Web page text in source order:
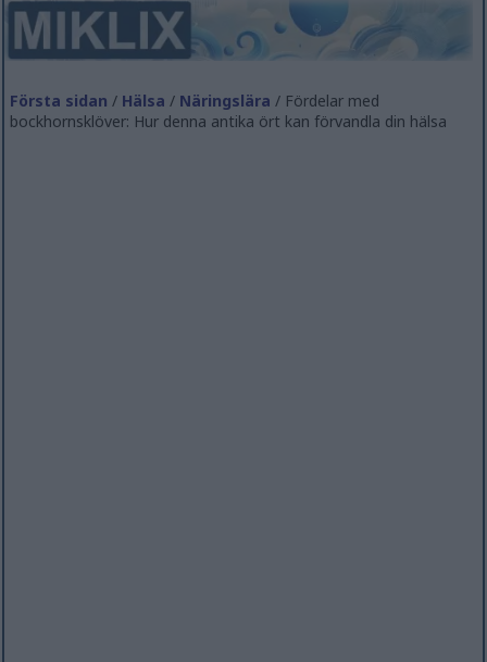
Första sidan / Hälsa / Näringslära / Fördelar med
bockhornsklöver: Hur denna antika ört kan förvandla din hälsa